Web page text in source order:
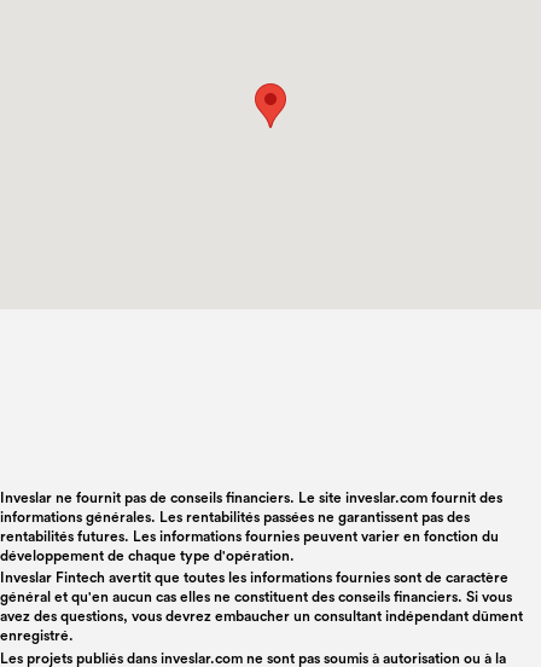
Inveslar ne fournit pas de conseils financiers. Le site inveslar.com fournit des
informations générales. Les rentabilités passées ne garantissent pas des
rentabilités futures. Les informations fournies peuvent varier en fonction du
développement de chaque type d'opération.
Inveslar Fintech avertit que toutes les informations fournies sont de caractère
général et qu'en aucun cas elles ne constituent des conseils financiers. Si vous
avez des questions, vous devrez embaucher un consultant indépendant dûment
enregistré.
Les projets publiés dans inveslar.com ne sont pas soumis à autorisation ou à la